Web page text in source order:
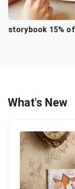
storybook 15%
What's New